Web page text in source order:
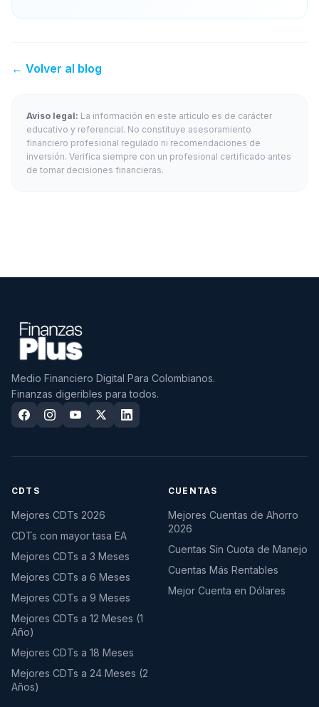
← Volver al blog
Aviso legal: La información en este artículo es de carácter
educativo y referencial. No constituye asesoramiento
financiero profesional regulado ni recomendaciones de
inversión. Verifica siempre con un profesional certificado antes
de tomar decisiones financieras.
Medio Financiero Digital Para Colombianos.
Finanzas digeribles para todos.
CDTS
Mejores CDTs 2026
CDTs con mayor tasa EA
Mejores CDTs a 3 Meses
Mejores CDTs a 6 Meses
Mejores CDTs a 9 Meses
Mejores CDTs a 12 Meses (1
Año)
Mejores CDTs a 18 Meses
Mejores CDTs a 24 Meses (2
Años)
CUENTAS
Mejores Cuentas de Ahorro
2026
Cuentas Sin Cuota de Manejo
Cuentas Más Rentables
Mejor Cuenta en Dólares